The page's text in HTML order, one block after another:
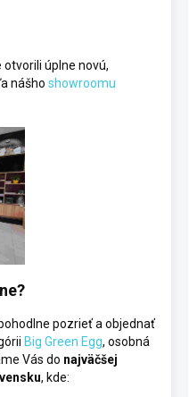
úplne novú,
nášho showroomu
pozrieť a objednať
Big Green Egg, osobná
Vás do najväčšej
, kde: